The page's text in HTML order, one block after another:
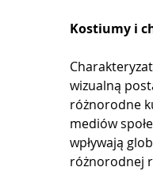
Kostiumy i
wizualną
różnorodne
mediów
wpływają
różnorodnej